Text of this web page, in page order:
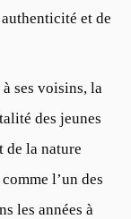
et de
ses voisins, la
des jeunes
de la nature
l’un des
les années à